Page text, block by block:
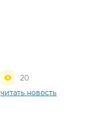
20
читать новость